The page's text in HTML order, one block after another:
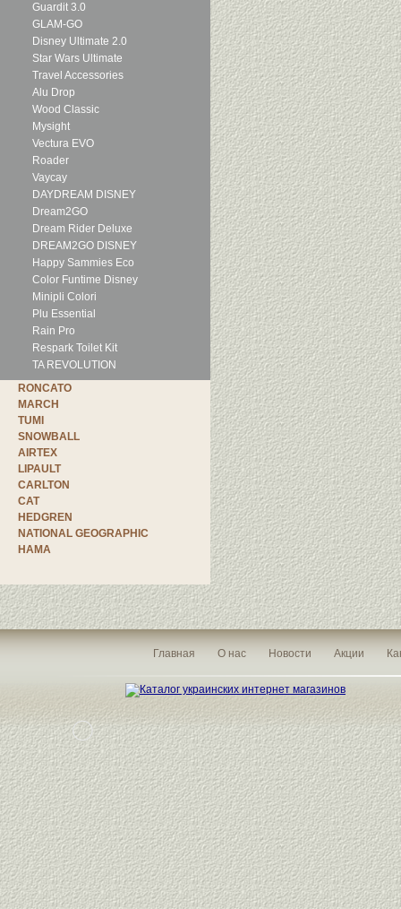
Guardit 3.0
GLAM-GO
Disney Ultimate 2.0
Star Wars Ultimate
Travel Accessories
Alu Drop
Wood Classic
Mysight
Vectura EVO
Roader
Vaycay
DAYDREAM DISNEY
Dream2GO
Dream Rider Deluxe
DREAM2GO DISNEY
Happy Sammies Eco
Color Funtime Disney
Minipli Colori
Plu Essential
Rain Pro
Respark Toilet Kit
TA REVOLUTION
RONCATO
MARCH
TUMI
SNOWBALL
AIRTEX
LIPAULT
CARLTON
CAT
HEDGREN
NATIONAL GEOGRAPHIC
HAMA
Главная О нас Новости Акции